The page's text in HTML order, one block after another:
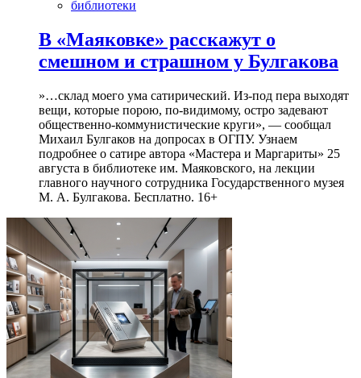
библиотеки
В «Маяковке» расскажут о
смешном и страшном у Булгакова
»…склад моего ума сатирический. Из-под пера выходят
вещи, которые порою, по-видимому, остро задевают
общественно-коммунистические круги», — сообщал
Михаил Булгаков на допросах в ОГПУ. Узнаем
подробнее о сатире автора «Мастера и Маргариты» 25
августа в библиотеке им. Маяковского, на лекции
главного научного сотрудника Государственного музея
М. А. Булгакова. Бесплатно. 16+